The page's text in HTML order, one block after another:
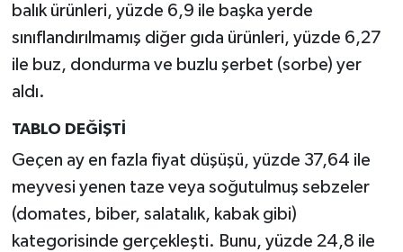
balık ürünleri, yüzde 6,9 ile başka yerde
sınıflandırılmamış diğer gıda ürünleri, yüzde 6,27
ile buz, dondurma ve buzlu şerbet (sorbe) yer
aldı.
TABLO DEĞİŞTİ
Geçen ay en fazla fiyat düşüşü, yüzde 37,64 ile
meyvesi yenen taze veya soğutulmuş sebzeler
(domates, biber, salatalık, kabak gibi)
kategorisinde gerçekleşti. Bunu, yüzde 24,8 ile
Yemek